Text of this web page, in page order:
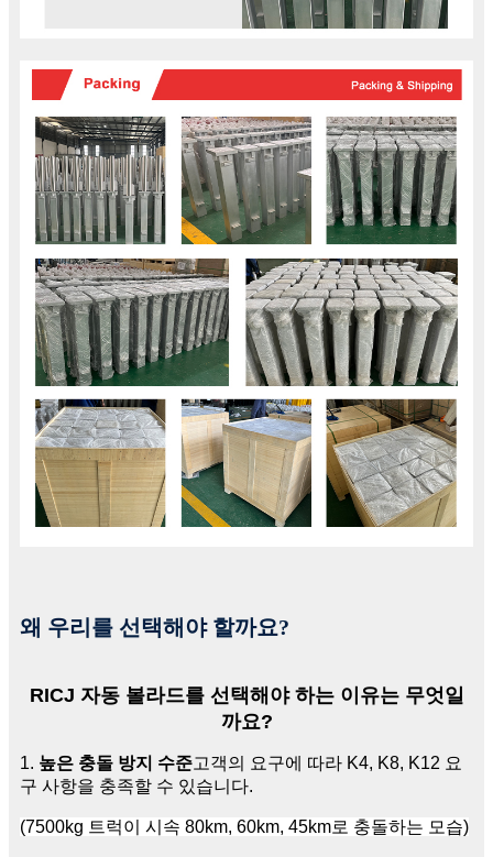
왜 우리를 선택해야 할까요?
RICJ 자동 볼라드를 선택해야 하는 이유는 무엇일
까요?
1. 높은 충돌 방지 수준고객의 요구에 따라 K4, K8, K12 요
구 사항을 충족할 수 있습니다.
(7500kg 트럭이 시속 80km, 60km, 45km로 충돌하는 모습)